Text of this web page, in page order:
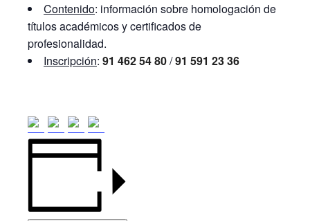
Contenido: información sobre homologación de
títulos académicos y certificados de
profesionalidad.
Inscripción: 91 462 54 80/91 591 23 36